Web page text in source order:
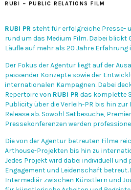
RUBI – PUBLIC RELATIONS FILM
RUBI PR steht für erfolgreiche Presse-
rund um das Medium Film. Dabei
Läufle auf mehr als 20 Jahre
Der Fokus der Agentur liegt auf der
passender Konzepte sowie der
internationalen Kampagnen. Dabei
Repertoire von RUBI PR das komplette
Publicity über die Verleih-PR bis hin
Release ab. Sowohl Setbesuche,
Pressekonferenzen werden
Die von der Agentur betreuten Filme
Arthouse-Projekten bis hin zu
Jedes Projekt wird dabei individuell
Engagement und Leidenschaft betreut.
Intermediär zwischen Künstlern und